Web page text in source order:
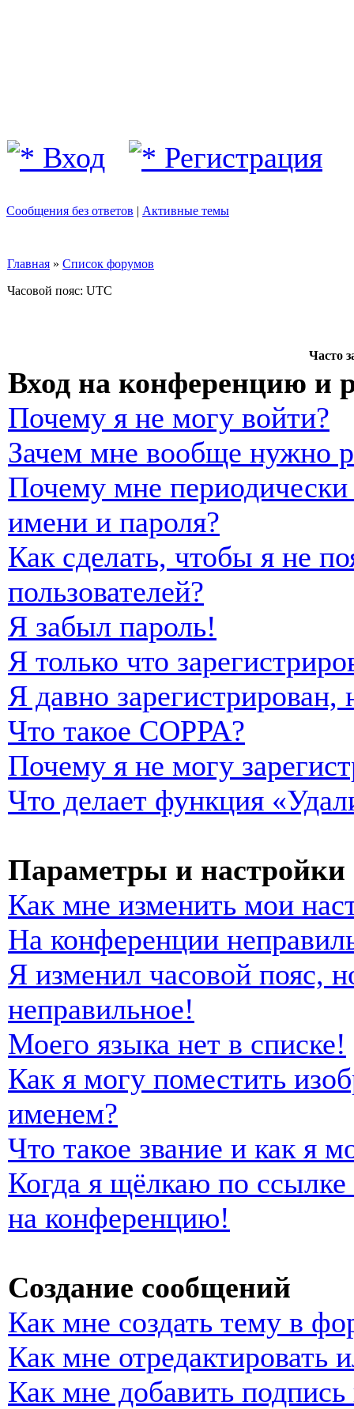
Вход Регистрация
Сообщения без ответов | Активные темы
Главная » Список форумов
Часовой пояс: UTC
Часто
Вход на конференцию и
Почему я не могу войти?
Зачем мне вообще нужно
Почему мне периодически
имени и пароля?
Как сделать, чтобы я не
пользователей?
Я забыл пароль!
Я только что
Я давно
Что такое COPPA?
Почему я не могу
Что делает функция
Параметры и настройки
Как мне изменить мои
На конференции
Я изменил часовой пояс,
неправильное!
Моего языка нет в списке!
Как я могу поместить
именем?
Что такое звание и как я
Когда я щёлкаю по
на конференцию!
Создание сообщений
Как мне создать тему в
Как мне отредактировать
Как мне добавить